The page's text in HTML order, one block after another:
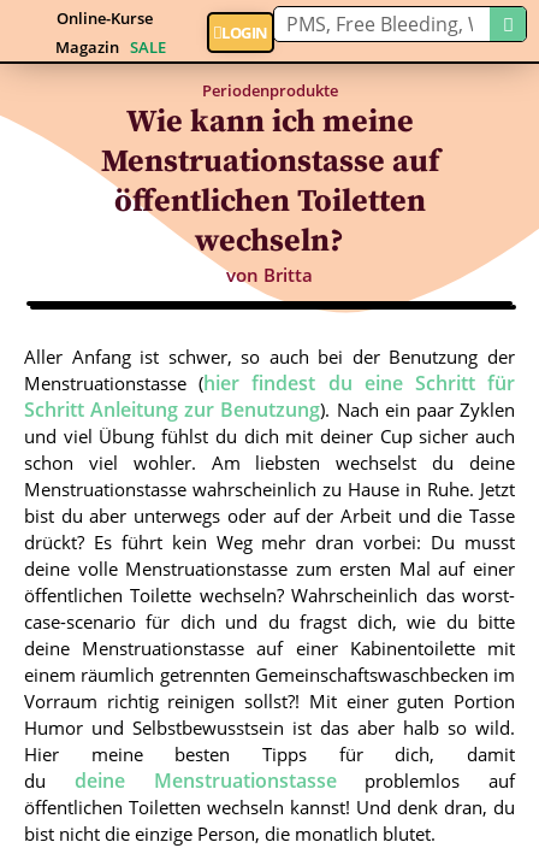
Online-Kurse
Magazin SALE
LOGIN
Periodenprodukte
Wie kann ich meine
Menstruationstasse auf
öffentlichen Toiletten
wechseln?
von Britta
Aller Anfang ist schwer, so auch bei der Benutzung der
Menstruationstasse (hier findest du eine Schritt für
Schritt Anleitung zur Benutzung). Nach ein paar Zyklen
und viel Übung fühlst du dich mit deiner Cup sicher auch
schon viel wohler. Am liebsten wechselst du deine
Menstruationstasse wahrscheinlich zu Hause in Ruhe. Jetzt
bist du aber unterwegs oder auf der Arbeit und die Tasse
drückt? Es führt kein Weg mehr dran vorbei: Du musst
deine volle Menstruationstasse zum ersten Mal auf einer
öffentlichen Toilette wechseln? Wahrscheinlich das worst-
case-scenario für dich und du fragst dich, wie du bitte
deine Menstruationstasse auf einer Kabinentoilette mit
einem räumlich getrennten Gemeinschaftswaschbecken im
Vorraum richtig reinigen sollst?! Mit einer guten Portion
Humor und Selbstbewusstsein ist das aber halb so wild.
Hier meine besten Tipps für dich, damit
du deine Menstruationstasseproblemlos auf
öffentlichen Toiletten wechseln kannst! Und denk dran, du
bist nicht die einzige Person, die monatlich blutet.